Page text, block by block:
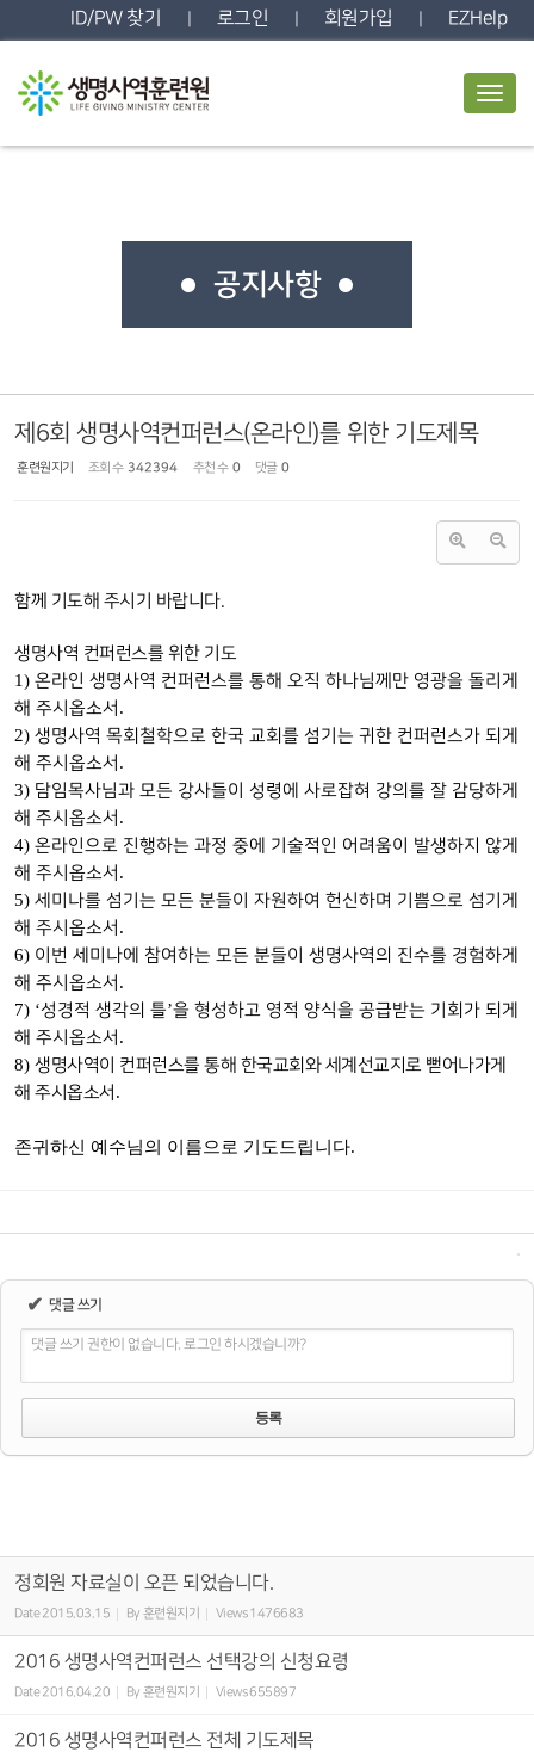
ID/PW 찾기 로그인 회원가입 EZHelp
T
o
g
n
공지사항
제6회 생명사역컨퍼런스(온라인)를 위한 기도제목
훈련원지기 조회 수 342394 추천 수 0 댓글 0
함께 기도해 주시기 바랍니다.
생명사역 컨퍼런스를 위한 기도
1) 온라인 생명사역 컨퍼런스를 통해 오직 하나님께만 영광을 돌리게
해 주시옵소서 .
2) 생명사역 목회철학으로 한국 교회를 섬기는 귀한 컨퍼런스가 되게
해 주시옵소서 .
3) 담임목사님과 모든 강사들이 성령에 사로잡혀 강의를 잘 감당하게
해 주시옵소서 .
4) 온라인으로 진행하는 과정 중에 기술적인 어려움이 발생하지 않게
해 주시옵소서 .
5) 세미나를 섬기는 모든 분들이 자원하여 헌신하며 기쁨으로 섬기게
해 주시옵소서 .
6) 이번 세미나에 참여하는 모든 분들이 생명사역의 진수를 경험하게
해 주시옵소서 .
7) ‘성경적 생각의 틀’을 형성하고 영적 양식을 공급받는 기회가 되게
해 주시옵소서 .
8) 생명사역이 컨퍼런스를 통해 한국교회와 세계선교지로 뻗어나가게
해 주시옵소서 .
존귀하신 예수님의 이름으로 기도드립니다.
✔ 댓글 쓰기
댓글 쓰기 권한이 없습니다. 로그인 하시겠습니까?
정회원 자료실이 오픈 되었습니다.
Date 2015.03.15 By 훈련원지기 Views 1476683
2016 생명사역컨퍼런스 선택강의 신청요령
Date 2016.04.20 By 훈련원지기 Views655897
2016 생명사역컨퍼런스 전체 기도제목